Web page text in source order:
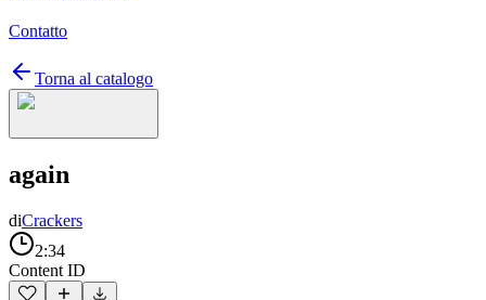
Contatto
Torna al catalogo
again
diCrackers
2:34
Content ID